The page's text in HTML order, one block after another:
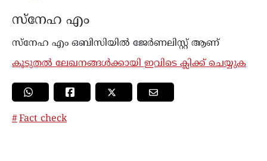
സ്നേഹ എം
സ്നേഹ എം ഒബിസിയില്‍ ജേർണലിസ്റ്റ് ആണ്
കൂടുതൽ ലേഖനങ്ങൾക്കായി ഇവിടെ ക്ലിക്ക് ചെയ്യുക
Fact check